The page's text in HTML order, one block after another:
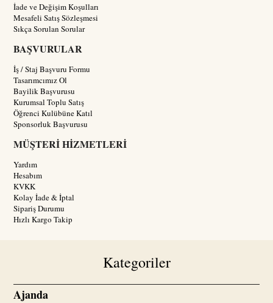
İade ve Değişim Koşulları
Mesafeli Satış Sözleşmesi
Sıkça Sorulan Sorular
BAŞVURULAR
İş / Staj Başvuru Formu
Tasarımcımız Ol
Bayilik Başvurusu
Kurumsal Toplu Satış
Öğrenci Kulübüne Katıl
Sponsorluk Başvurusu
MÜŞTERİ HİZMETLERİ
Yardım
Hesabım
KVKK
Kolay İade & İptal
Sipariş Durumu
Hızlı Kargo Takip
Kategoriler
Ajanda